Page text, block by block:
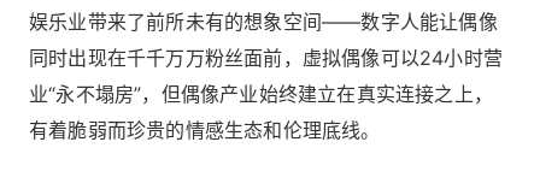
娱乐业带来了前所未有的想象空间——数字人能让偶像
同时出现在千千万万粉丝面前，虚拟偶像可以24小时营
业“永不塌房”，但偶像产业始终建立在真实连接之上，
有着脆弱而珍贵的情感生态和伦理底线。